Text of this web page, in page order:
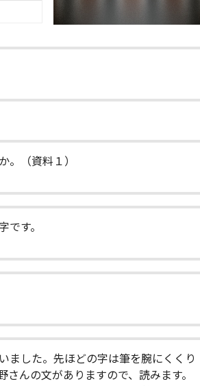
（資料１）
す。
した。先ほどの字は筆を腕にくくり
んの文がありますので、読みます。